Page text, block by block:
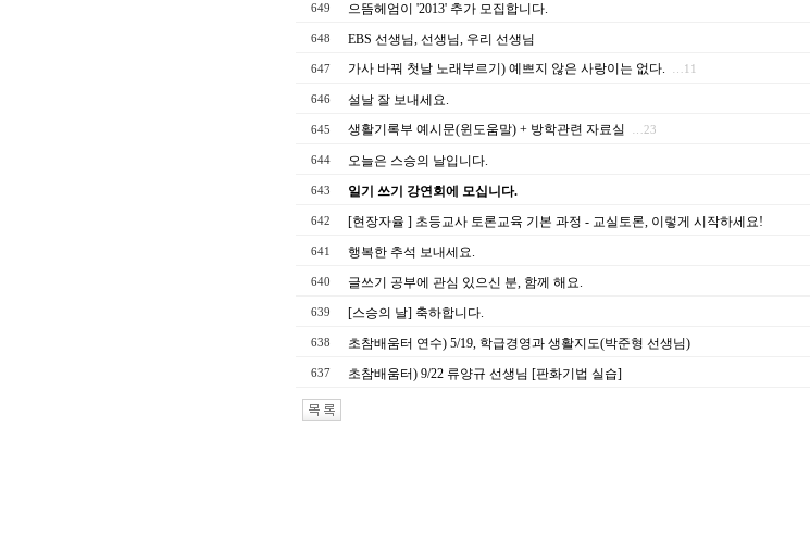
649 으뜸헤엄이 '2013' 추가 모집합니다.
648 EBS 선생님, 선생님, 우리 선생님
647 가사 바꿔 첫날 노래부르기) 예쁘지 않은 사랑이는 없다. …11
646 설날 잘 보내세요.
645 생활기록부 예시문(윈도움말) + 방학관련 자료실 …23
644 오늘은 스승의 날입니다.
643 일기 쓰기 강연회에 모십니다.
642 [현장자율 ] 초등교사 토론교육 기본 과정 - 교실토론, 이렇게 시작하세요!
641 행복한 추석 보내세요.
640 글쓰기 공부에 관심 있으신 분, 함께 해요.
639 [스승의 날] 축하합니다.
638 초참배움터 연수) 5/19, 학급경영과 생활지도(박준형 선생님)
637 초참배움터) 9/22 류양규 선생님 [판화기법 실습]